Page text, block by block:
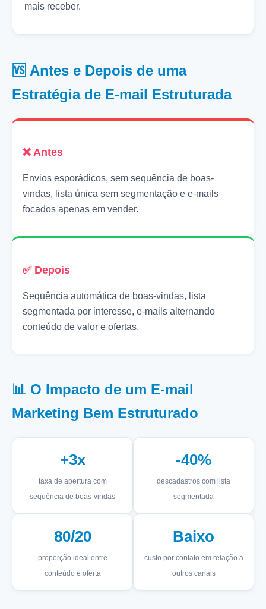
mais receber.
🆚 Antes e Depois de uma
Estratégia de E-mail Estruturada
❌ Antes
Envios esporádicos, sem sequência de boas-
vindas, lista única sem segmentação e e-mails
focados apenas em vender.
✅ Depois
Sequência automática de boas-vindas, lista
segmentada por interesse, e-mails alternando
conteúdo de valor e ofertas.
📊 O Impacto de um E-mail
Marketing Bem Estruturado
+3x
taxa de abertura com
sequência de boas-vindas
-40%
descadastros com lista
segmentada
80/20
proporção ideal entre
conteúdo e oferta
Baixo
custo por contato em relação a
outros canais